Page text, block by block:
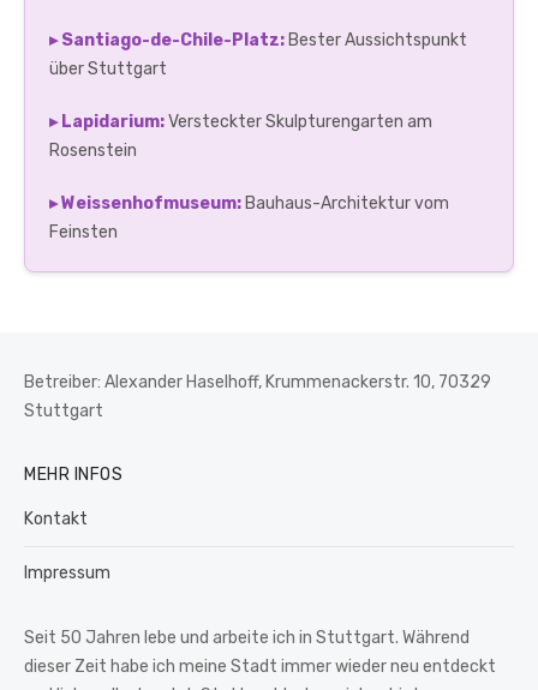
▸ Santiago-de-Chile-Platz: Bester Aussichtspunkt
über Stuttgart
▸ Lapidarium:Versteckter Skulpturengarten am
Rosenstein
▸ Weissenhofmuseum: Bauhaus-Architektur vom
Feinsten
Betreiber: Alexander Haselhoff, Krummenackerstr. 10, 70329
Stuttgart
MEHR INFOS
Kontakt
Impressum
Seit 50 Jahren lebe und arbeite ich in Stuttgart. Während
dieser Zeit habe ich meine Stadt immer wieder neu entdeckt